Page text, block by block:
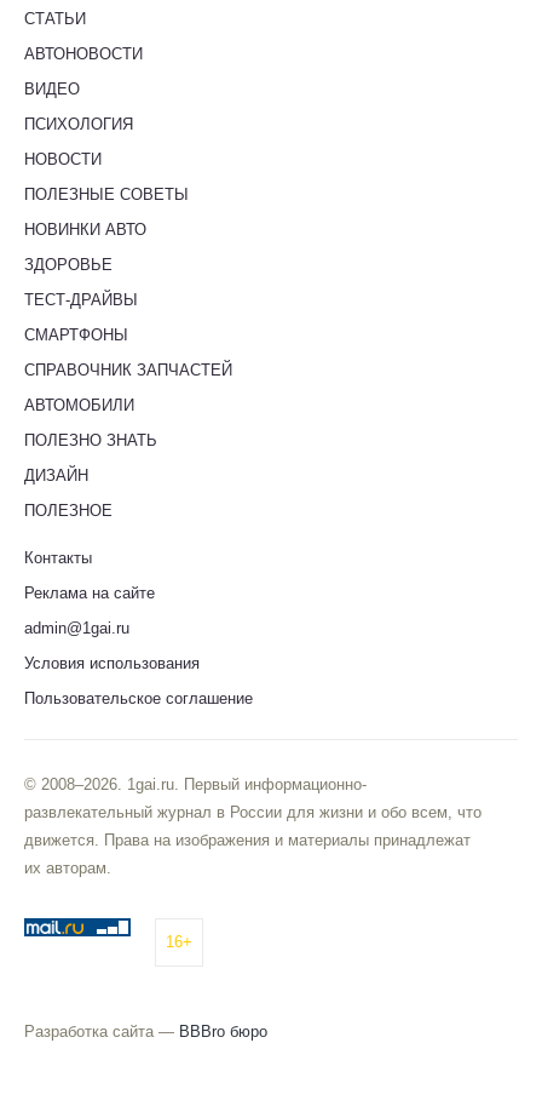
СТАТЬИ
АВТОНОВОСТИ
ВИДЕО
ПСИХОЛОГИЯ
НОВОСТИ
ПОЛЕЗНЫЕ СОВЕТЫ
НОВИНКИ АВТО
ЗДОРОВЬЕ
ТЕСТ-ДРАЙВЫ
СМАРТФОНЫ
СПРАВОЧНИК ЗАПЧАСТЕЙ
АВТОМОБИЛИ
ПОЛЕЗНО ЗНАТЬ
ДИЗАЙН
ПОЛЕЗНОЕ
Контакты
Реклама на сайте
admin@1gai.ru
Условия использования
Пользовательское соглашение
© 2008–2026. 1gai.ru. Первый информационно-
развлекательный журнал в России для жизни и обо всем, что
движется. Права на изображения и материалы принадлежат
их авторам.
16+
Разработка сайта — BBBro бюро